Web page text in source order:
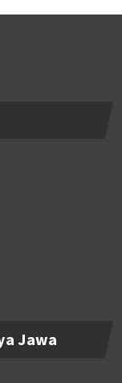
Jawa